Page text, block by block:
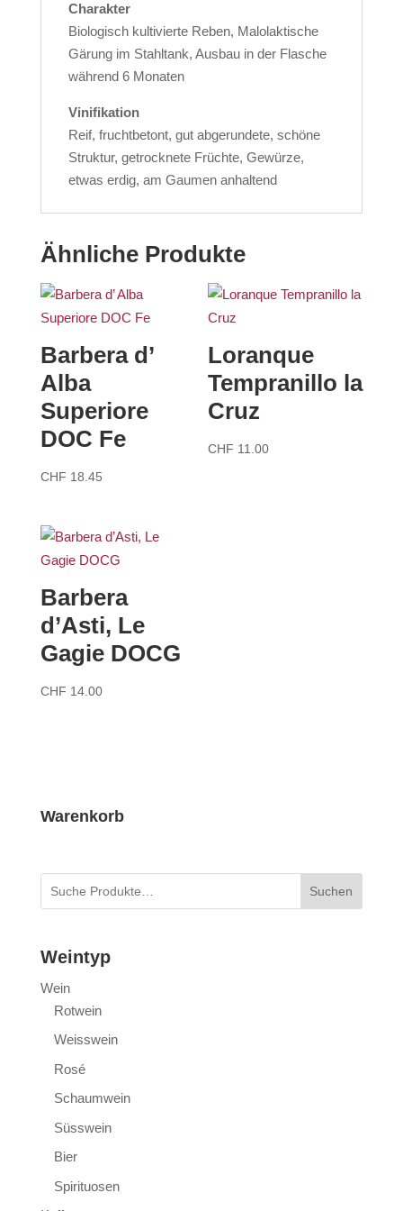
Charakter
Biologisch kultivierte Reben, Malolaktische
Gärung im Stahltank, Ausbau in der Flasche
während 6 Monaten
Vinifikation
Reif, fruchtbetont, gut abgerundete, schöne
Struktur, getrocknete Früchte, Gewürze,
etwas erdig, am Gaumen anhaltend
Ähnliche Produkte
Barbera d’
Alba
Superiore
DOC Fe
CHF 18.45
Loranque
Tempranillo la
Cruz
CHF 11.00
Barbera
d’Asti, Le
Gagie DOCG
CHF 14.00
Warenkorb
Suchen
Weintyp
Wein
Rotwein
Weisswein
Rosé
Schaumwein
Süsswein
Bier
Spirituosen